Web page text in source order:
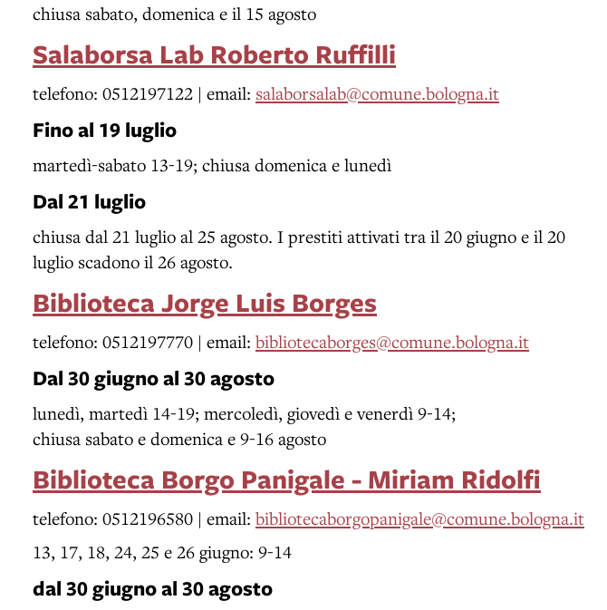
chiusa sabato, domenica e il 15 agosto
Salaborsa Lab Roberto Ruffilli
telefono: 0512197122 | email: salaborsalab@comune.bologna.it
Fino al 19 luglio
martedì-sabato 13-19; chiusa domenica e lunedì
Dal 21 luglio
chiusa dal 21 luglio al 25 agosto. I prestiti attivati tra il 20 giugno e il 20
luglio scadono il 26 agosto.
Biblioteca Jorge Luis Borges
telefono: 0512197770 | email: bibliotecaborges@comune.bologna.it
Dal 30 giugno al 30 agosto
lunedì, martedì 14-19; mercoledì, giovedì e venerdì 9-14;
chiusa sabato e domenica e 9-16 agosto
Biblioteca Borgo Panigale - Miriam Ridolfi
telefono: 0512196580 | email: bibliotecaborgopanigale@comune.bologna.it
13, 17, 18, 24, 25 e 26 giugno: 9-14
dal 30 giugno al 30 agosto